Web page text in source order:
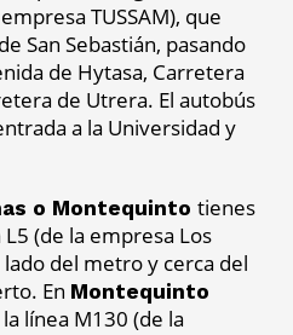
TUSSAM), que
San Sebastián, pasando
de Hytasa, Carretera
de Utrera. El autobús
a la Universidad y
o Montequinto tienes
(de la empresa Los
del metro y cerca del
En Montequinto
línea M130 (de la